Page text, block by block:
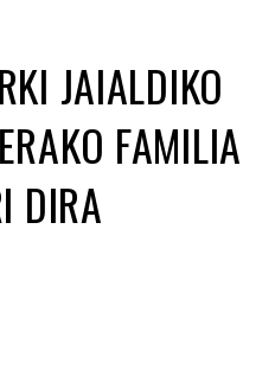
JAIALDIKO
FAMILIA
DIRA